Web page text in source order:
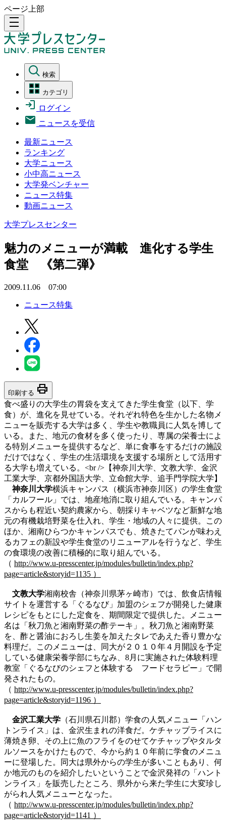
ページ上部
density_medium
検索
カテゴリ
ログイン
ニュースを受信
最新ニュース
ランキング
大学ニュース
小中高ニュース
大学発ベンチャー
ニュース特集
動画ニュース
大学プレスセンター
魅力のメニューが満載 進化する学生
食堂 《第二弾》
2009.11.06 07:00
ニュース特集
印刷する print
食べ盛りの大学生の胃袋を支えてきた学生食堂（以下、学
食）が、進化を見せている。それぞれ特色を生かした名物メ
ニューを販売する大学は多く、学生や教職員に人気を博して
いる。また、地元の食材を多く使ったり、専属の栄養士によ
る特別メニューを提供するなど、単に食事をするだけの施設
だけではなく、学生の生活環境を支援する場所として活用す
る大学も増えている。<br />【神奈川大学、文教大学、金沢
工業大学、京都外国語大学、立命館大学、追手門学院大学】
神奈川大学横浜キャンパス（横浜市神奈川区）の学生食堂
「カルフール」では、地産地消に取り組んでいる。キャンパ
スからも程近い契約農家から、朝採りキャベツなど新鮮な地
元の有機栽培野菜を仕入れ、学生・地域の人々に提供。この
ほか、湘南ひらつかキャンパスでも、焼きたてパンが味わえ
るカフェの新設や学生食堂のリニューアルを行うなど、学生
の食環境の改善に積極的に取り組んでいる。
（ http://www.u-presscenter.jp/modules/bulletin/index.php?
page=article&storyid=1135 ）
文教大学湘南校舎（神奈川県茅ヶ崎市）では、飲食店情報
サイトを運営する「ぐるなび」加盟のシェフが開発した健康
レシピをもとにした定食を、期間限定で提供した。メニュー
名は「秋刀魚と湘南野菜の酢テーキ」。秋刀魚と湘南野菜
を、酢と醤油におろし生姜を加えたタレであえた香り豊かな
料理だ。このメニューは、同大が２０１０年４月開設を予定
している健康栄養学部にちなみ、8月に実施された体験料理
教室「ぐるなびのシェフと体験する フードセラピー」で開
発されたもの。
（ http://www.u-presscenter.jp/modules/bulletin/index.php?
page=article&storyid=1196 ）
金沢工業大学 （石川県石川郡）学食の人気メニュー「ハン
トンライス」は、金沢生まれの洋食だ。ケチャップライスに
薄焼き卵、その上に魚のフライをのせてケチャップやタルタ
ルソースをかけたもので、今から約１０年前に学食のメニュ
ーに登場した。同大は県外からの学生が多いこともあり、何
か地元のものを紹介したいということで金沢発祥の「ハント
ンライス」を販売したところ、県外から来た学生に大変珍し
がられ人気メニューとなった。
（ http://www.u-presscenter.jp/modules/bulletin/index.php?
page=article&storyid=1141 ）